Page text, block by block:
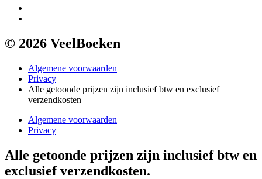
© 2026 VeelBoeken
Algemene voorwaarden
Privacy
Alle getoonde prijzen zijn inclusief btw en exclusief
verzendkosten
Algemene voorwaarden
Privacy
Alle getoonde prijzen zijn inclusief btw en
exclusief verzendkosten.